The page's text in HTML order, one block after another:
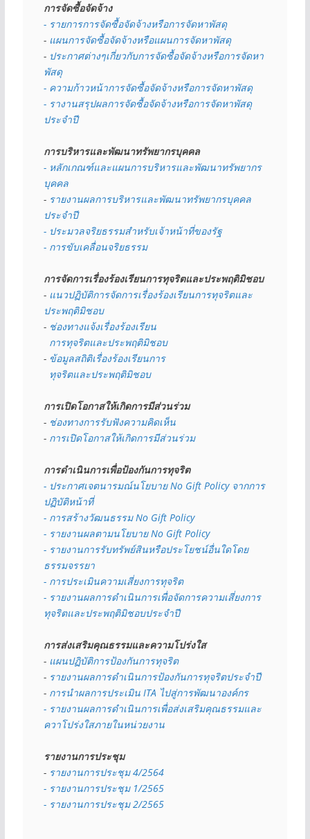
การจัดซื้อจัดจ้าง
- รายการการจัดซื้อจัดจ้างหรือการจัดหาพัสดุ
- แผนการจัดซื้อจัดจ้างหรือแผนการจัดหาพัสดุ
- ประกาศต่างๆเกี่ยวกับการจัดซื้อจัดจ้างหรือการจัดหา
พัสดุ
- ความก้าวหน้าการจัดซื้อจัดจ้างหรือการจัดหาพัสดุ
- รางานสรุปผลการจัดซื้อจัดจ้างหรือการจัดหาพัสดุ
ประจำปี
การบริหารและพัฒนาทรัพยากรบุคคล
- หลักเกณฑ์และแผนการบริหารและพัฒนาทรัพยากร
บุคคล
- รายงานผลการบริหารและพัฒนาทรัพยากรบุคคล
ประจำปี
- ประมวลจริยธรรมสำหรับเจ้าหน้าที่ของรัฐ
- การขับเคลื่อนจริยธรรม
การจัดการเรื่องร้องเรียนการทุจริตและประพฤติมิชอบ
- แนวปฏิบัติการจัดการเรื่องร้องเรียนการทุจริตและ
ประพฤติมิชอบ
- ช่องทางแจ้งเรื่องร้องเรียน
  การทุจริตและประพฤติมิชอบ
- ข้อมูลสถิติเรื่องร้องเรียนการ
  ทุจริตและประพฤติมิชอบ
การเปิดโอกาสให้เกิดการมีส่วนร่วม
- ช่องทางการรับฟังความคิดเห็น
- การเปิดโอกาสให้เกิดการมีส่วนร่วม
การดำเนินการเพื่อป้องกันการทุจริต
- ประกาศเจตนารมณ์นโยบาย No Gift Policy จากการ
ปฏิบัติหน้าที่
- การสร้างวัฒนธรรม No Gift Policy
- รายงานผลตามนโยบาย No Gift Policy
- รายงานการรับทรัพย์สินหรือประโยชน์อื่นใดโดย
ธรรมจรรยา
- การประเมินความเสี่ยงการทุจริต
- รายงานผลการดำเนินการเพื่อจัดการความเสี่ยงการ
ทุจริตและประพฤติมิชอบประจำปี
การส่งเสริมคุณธรรมและความโปร่งใส
- แผนปฏิบัติการป้องกันการทุจริต
- รายงานผลการดำเนินการป้องกันการทุจริตประจำปี
- การนำผลการประเมิน ITA ไปสู่การพัฒนาองค์กร
- รายงานผลการดำเนินการเพื่อส่งเสริมคุณธรรมและ
ควาโปร่งใสภายในหน่วยงาน
รายงานการประชุม
- รายงานการประชุม 4/2564
- รายงานการประชุม 1/2565
- รายงานการประชุม 2/2565